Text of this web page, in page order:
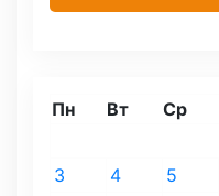
Пн Вт Ср
3
4 5